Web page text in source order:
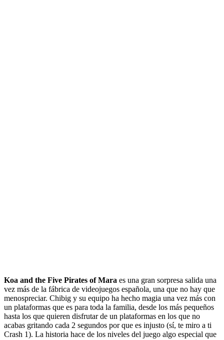
Koa and the Five Pirates of Mara es una gran sorpresa salida una
vez más de la fábrica de videojuegos española, una que no hay que
menospreciar. Chibig y su equipo ha hecho magia una vez más con
un plataformas que es para toda la familia, desde los más pequeños
hasta los que quieren disfrutar de un plataformas en los que no
acabas gritando cada 2 segundos por que es injusto (sí, te miro a ti
Crash 1). La historia hace de los niveles del juego algo especial que